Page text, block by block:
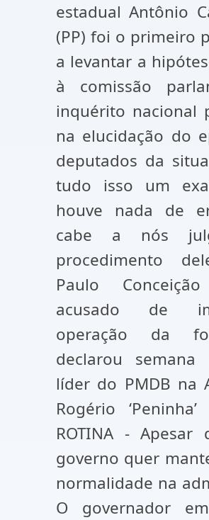
estadual Antônio
(PP) foi o primeiro
a levantar a
à comissão
inquérito nacional
na elucidação do
deputados da
tudo isso um
houve nada de
cabe a nós
procedimento
Paulo
acusado de
operação da
declarou semana
líder do PMDB na
Rogério
ROTINA -
governo quer
normalidade na
O governador